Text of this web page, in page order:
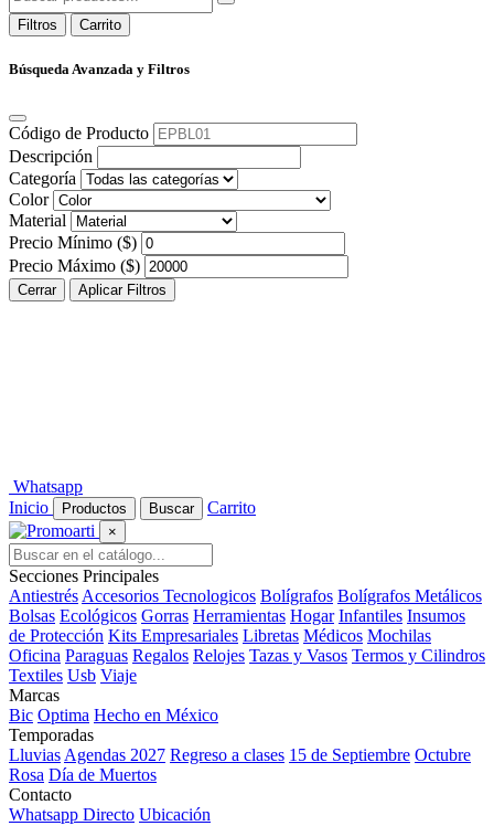
Filtros Carrito
Búsqueda Avanzada y Filtros
Código de Producto
Descripción
Categoría
Color
Material
Precio Mínimo ($)
Precio Máximo ($)
Cerrar Aplicar Filtros
Whatsapp
Inicio
Productos Buscar Carrito
×
Secciones Principales
Antiestrés Accesorios Tecnologicos Bolígrafos Bolígrafos Metálicos
Bolsas Ecológicos Gorras Herramientas Hogar Infantiles Insumos
de Protección Kits Empresariales Libretas Médicos Mochilas
Oficina Paraguas Regalos Relojes Tazas y Vasos Termos y Cilindros
Textiles Usb Viaje
Marcas
Bic Optima Hecho en México
Temporadas
Lluvias Agendas 2027 Regreso a clases 15 de Septiembre Octubre
Rosa Día de Muertos
Contacto
Whatsapp Directo Ubicación